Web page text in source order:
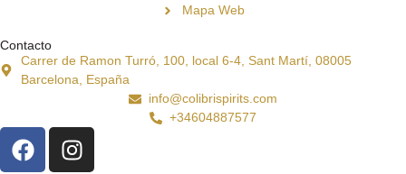
Mapa Web
Contacto
Carrer de Ramon Turró, 100, local 6-4, Sant Martí, 08005
Barcelona, España
info@colibrispirits.com
+34604887577